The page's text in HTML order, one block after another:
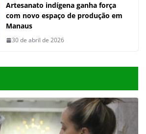
Artesanato indígena ganha força
com novo espaço de produção em
Manaus
30 de abril de 2026